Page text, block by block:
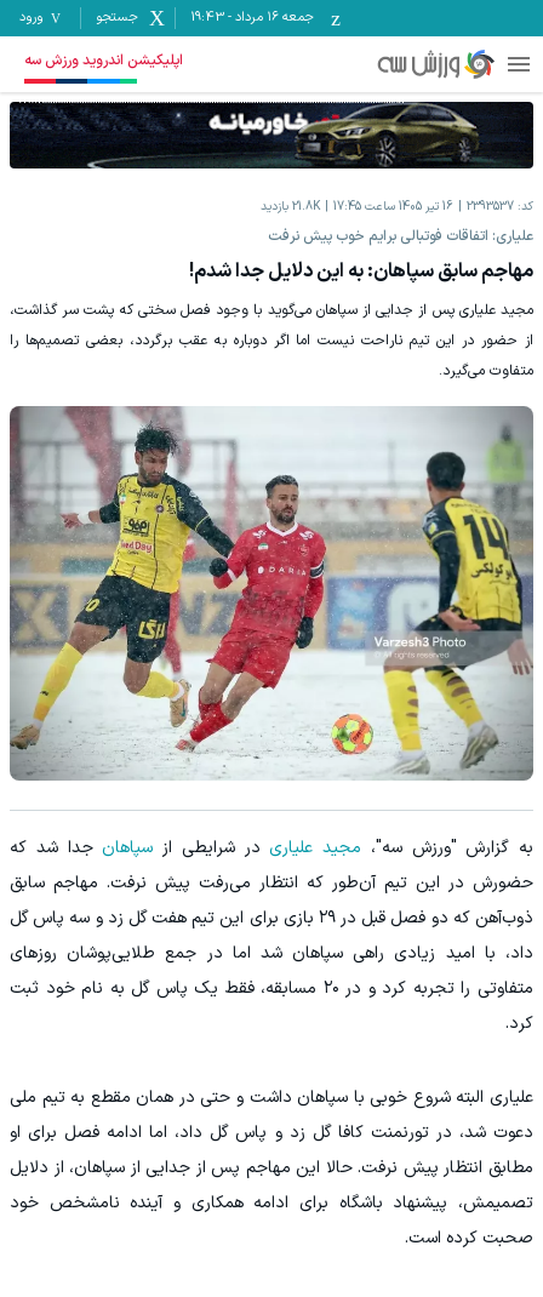
جمعه ۱۶ مرداد -
19:43 جستجو ورود
اپلیکیشن اندروید ورزش سه
کد: 2393537 16 تیر 1405 ساعت 17:45 21.8K بازدید
علیاری: اتفاقات فوتبالی برایم خوب پیش نرفت
مهاجم سابق سپاهان: به این دلایل جدا شدم!
مجید علیاری پس از جدایی از سپاهان می‌گوید با وجود فصل سختی که پشت سر گذاشت،
از حضور در این تیم ناراحت نیست اما اگر دوباره به عقب برگردد، بعضی تصمیم‌ها را
متفاوت می‌گیرد.
به گزارش "ورزش سه"، مجید علیاریدر شرایطی از سپاهانجدا شد که
حضورش در این تیم آن‌طور که انتظار می‌رفت پیش نرفت. مهاجم سابق
ذوب‌آهن که دو فصل قبل در ۲۹ بازی برای این تیم هفت گل زد و سه پاس گل
داد، با امید زیادی راهی سپاهان شد اما در جمع طلایی‌پوشان روزهای
متفاوتی را تجربه کرد و در ۲۰ مسابقه، فقط یک پاس گل به نام خود ثبت
کرد.
علیاری البته شروع خوبی با سپاهان داشت و حتی در همان مقطع به تیم ملی
دعوت شد، در تورنمنت کافا گل زد و پاس گل داد، اما ادامه فصل برای او
مطابق انتظار پیش نرفت. حالا این مهاجم پس از جدایی از سپاهان، از دلایل
تصمیمش، پیشنهاد باشگاه برای ادامه همکاری و آینده نامشخص خود
صحبت کرده است.